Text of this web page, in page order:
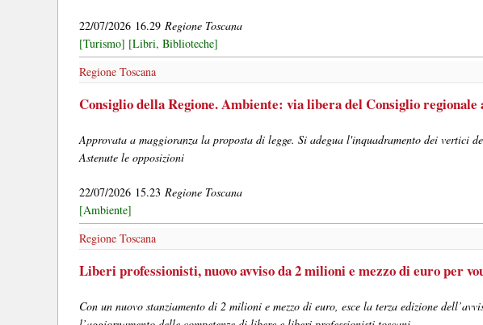
22/07/2026 16.29Regione Toscana
[Turismo] [Libri, Biblioteche]
Regione Toscana
Consiglio della Regione. Ambiente: via libera del Consiglio
Approvata a maggioranza la proposta di legge. Si adegua l'inquadramento dei vertici
Astenute le opposizioni
22/07/2026 15.23Regione Toscana
[Ambiente]
Regione Toscana
Liberi professionisti, nuovo avviso da 2 milioni e mezzo di euro per
Con un nuovo stanziamento di 2 milioni e mezzo di euro, esce la terza edizione